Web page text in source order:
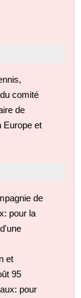
comité
de
Europe et
de
pour la
et
95
pour